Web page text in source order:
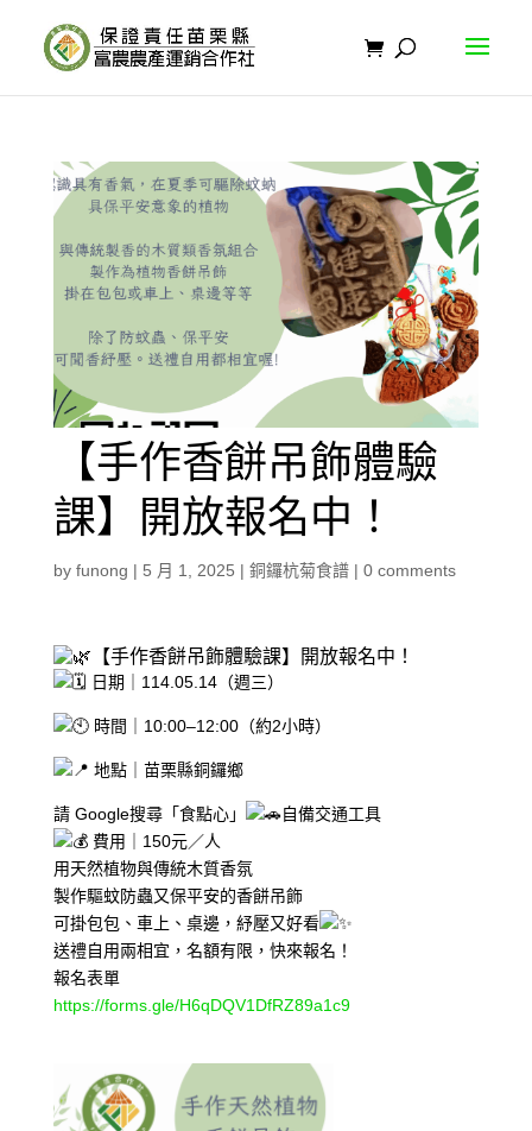
【手作香餅吊飾體驗
課】開放報名中！
by funong | 5 月 1, 2025 | 銅鑼杭菊食譜| 0 comments
【手作香餅吊飾體驗課】開放報名中！
日期｜114.05.14（週三）
時間｜10:00–12:00（約2小時）
地點｜苗栗縣銅鑼鄉
請 Google搜尋「食點心」
自備交通工具
費用｜150元／人
用天然植物與傳統木質香氛
製作驅蚊防蟲又保平安的香餅吊飾
可掛包包、車上、桌邊，紓壓又好看
送禮自用兩相宜，名額有限，快來報名！
報名表單
https://forms.gle/H6qDQV1DfRZ89a1c9